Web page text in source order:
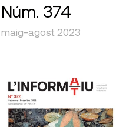
Núm. 374
maig-agost 2023